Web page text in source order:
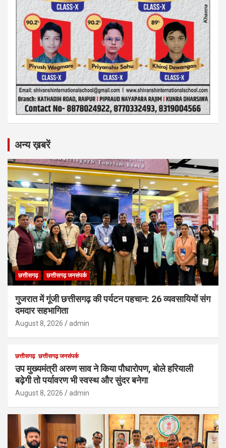
अन्य ख़बरें
छत्तीसगढ़ छत्तीसगढ़ जनसंपर्क
गुजरात में गूंजी छत्तीसगढ़ की पर्यटन पहचान: 26 व्यवसायियों संग
दमदार सहभागिता
August 8, 2026 admin
छत्तीसगढ़ छत्तीसगढ़ जनसंपर्क
उप मुख्यमंत्री अरुण साव ने किया पौधारोपण, बोले हरियाली
बढ़ेगी तो पर्यावरण भी स्वस्थ और सुंदर बनेगा
August 8, 2026 admin